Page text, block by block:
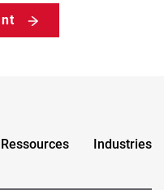
Ressources Industries